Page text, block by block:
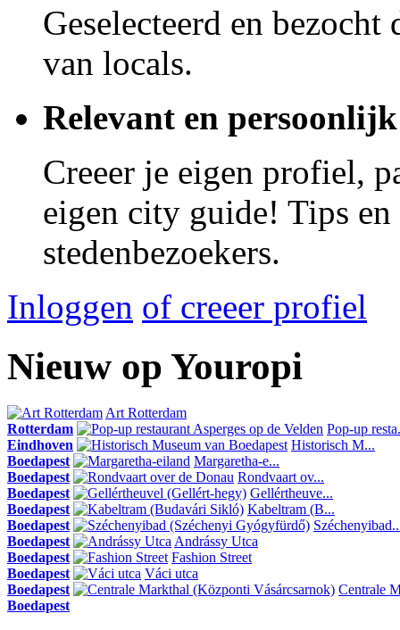
Geselecteerd en
van locals.
Relevant en persoonlijk
Creeer je eigen profiel,
eigen city guide! Tips
stedenbezoekers.
Inloggen of creeer profiel
Nieuw op Youropi
Art Rotterdam
Rotterdam
Pop-up
Eindhoven
Historisch M...
Boedapest
Margaretha-e...
Boedapest
Rondvaart ov...
Boedapest
Gellértheuve...
Boedapest
Kabeltram (B...
Boedapest
Boedapest
Andrássy Utca
Boedapest
Fashion Street
Boedapest
Váci utca
Boedapest
Centrale
Boedapest